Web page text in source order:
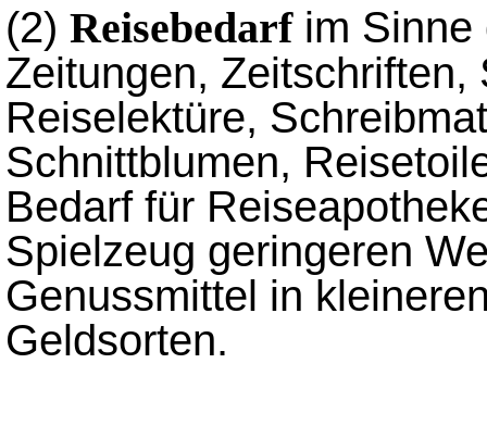
(2) Reisebedarfim Sinne
Zeitungen,
Reiselektüre,
Schnittblumen,
Bedarf für
Spielzeug geringeren
Genussmittel in
Geldsorten.